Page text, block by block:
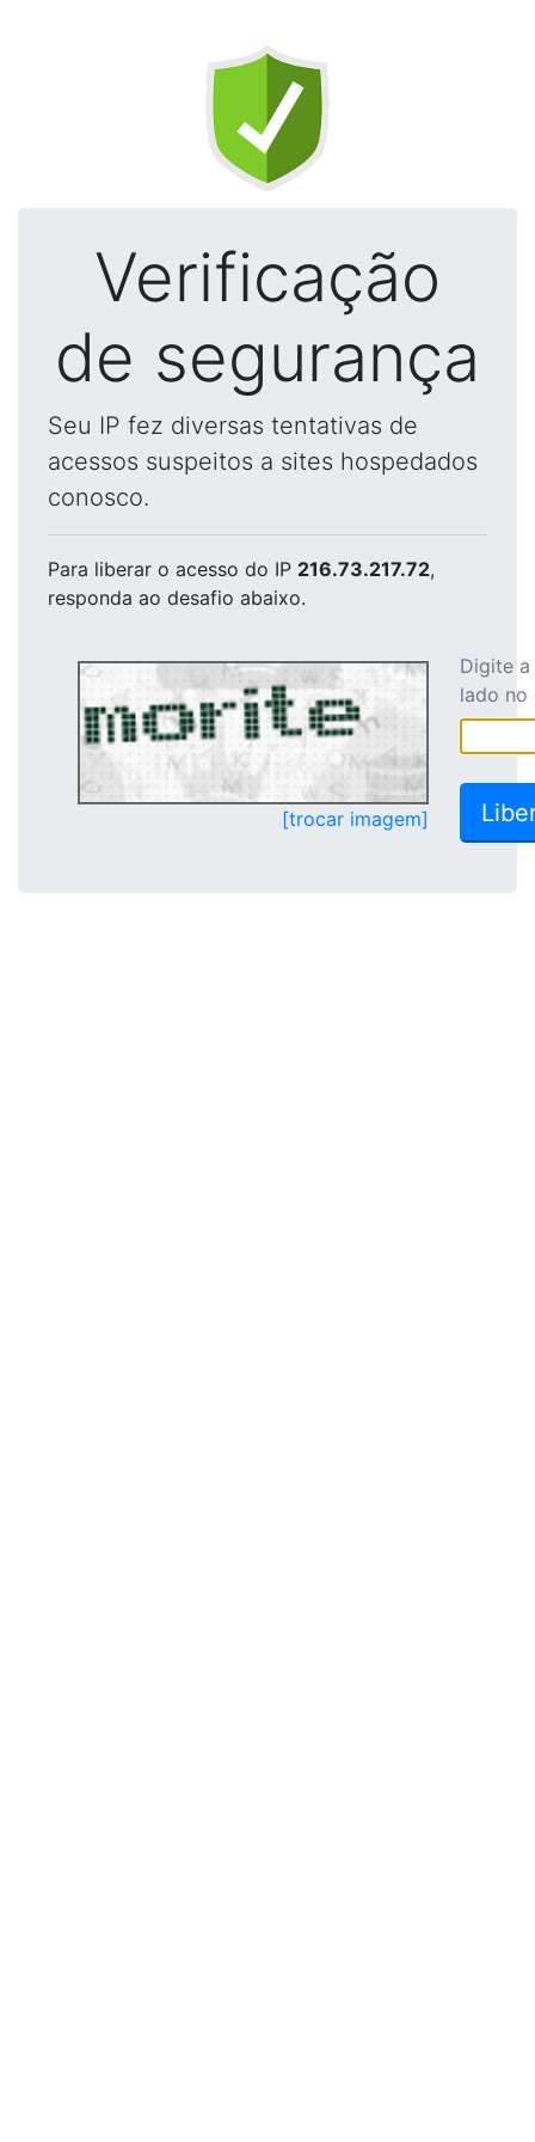
Verificação
de segurança
Seu IP fez diversas tentativas de
acessos suspeitos a sites hospedados
conosco.
Para liberar o acesso do IP 216.73.217.72,
responda ao desafio abaixo.
[trocar imagem]
Digite
lado no